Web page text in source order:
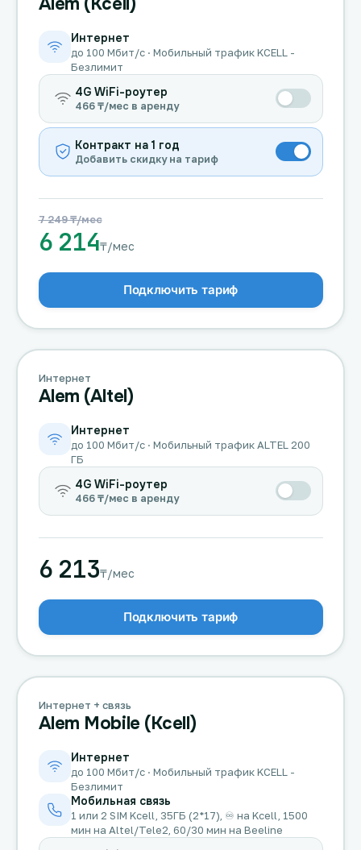
Интернет
до 100 Мбит/с · Мобильный трафик KCELL -
Безлимит
4G WiFi-роутер
466 ₸/мес в аренду
Контракт на 1 год
Добавить скидку на тариф
7 249 ₸/мес
6 214₸/мес
Подключить тариф
Интернет
Alem (Altel)
Интернет
до 100 Мбит/с · Мобильный трафик ALTEL 200
ГБ
4G WiFi-роутер
466 ₸/мес в аренду
6 213₸/мес
Подключить тариф
Интернет + связь
Alem Mobile (Kcell)
Интернет
до 100 Мбит/с · Мобильный трафик KCELL -
Безлимит
Мобильная связь
1 или 2 SIM Kcell, 35ГБ (2*17), ♾️ на Kcell, 1500
мин на Altel/Tele2, 60/30 мин на Beeline